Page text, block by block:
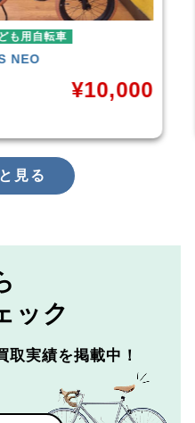
BMX
¥
見る
ック
取実績を掲載中！